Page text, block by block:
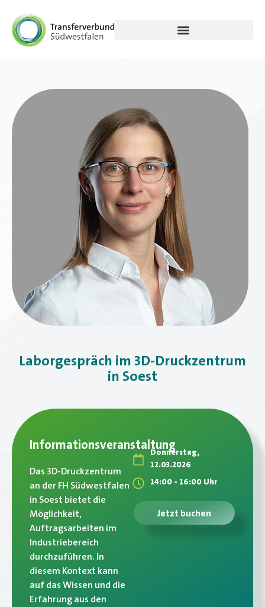
Laborgespräch im 3D-Druckzentrum
in Soest
Informationsveranstaltung
Das 3D-Druckzentrum
an der FH Südwestfalen
in Soest bietet die
Möglichkeit,
Auftragsarbeiten im
Industriebereich
durchzuführen. In
diesem Kontext kann
auf das Wissen und die
Erfahrung aus den
Donnerstag,
12.03.2026
14:00 - 16:00 Uhr
Jetzt buchen